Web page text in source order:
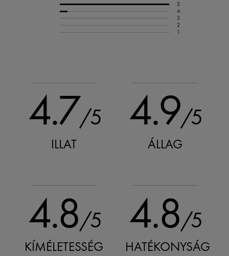
5
4
3
2
1
4.7/5
ILLAT
4.9/5
ÁLLAG
4.8/5
KÍMÉLETESSÉG
4.8/5
HATÉKONYSÁG